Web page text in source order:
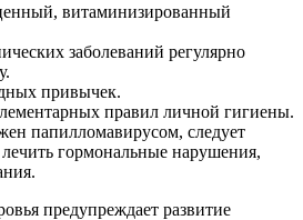
витаминизированный
заболеваний регулярно
привычек.
правил личной гигиены.
папилломавирусом, следует
лечить гормональные нарушения,
предупреждает развитие